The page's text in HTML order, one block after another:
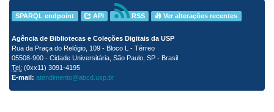
SPARQL endpoint API RSS Ver alterações recentes
Agência de Bibliotecas e Coleções Digitais da USP
Rua da Praça do Relógio, 109 - Bloco L - Térreo
05508-900 - Cidade Universitária, São Paulo, SP - Brasil
Tel: (0xx11) 3091-4195
E-mail: atendimento@abcd.usp.br